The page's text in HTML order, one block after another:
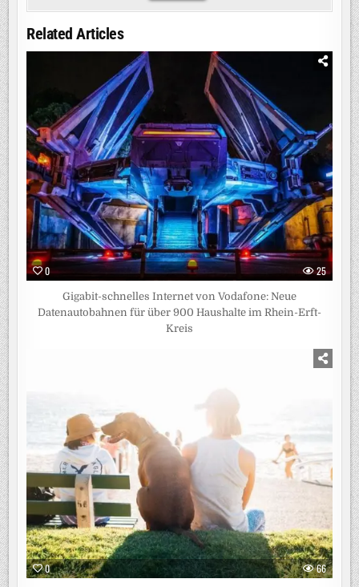
Related Articles
0 25
Gigabit-schnelles Internet von Vodafone: Neue
Datenautobahnen für über 900 Haushalte im Rhein-Erft-
Kreis
0 66